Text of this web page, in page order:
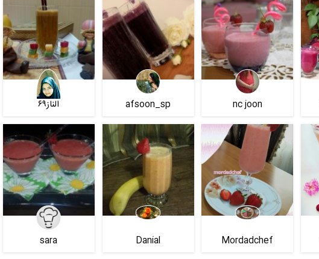
nc joon
afsoon_sp الناز۶۹
Mordadchef
Danial
sara